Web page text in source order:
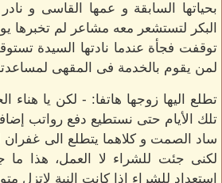
بحياتها السابقة و عمها القاسى و
البكر لتستشعر معه مشاعر لم تخبرها
توقفت فجأة عندما نادتها السيدة
لمن يقوم بالخدمة فى المقهى
تطلع اليها زوجها هاتفا: - لكن يا
تلك الأيام حتى نستطيع دفع رواتب
ساد الصمت و كلاهما يتطلع الى
لكنى جئت للشراء لا العمل، هذا ما
استعداد للشراء اذا كانت النية لاتزل